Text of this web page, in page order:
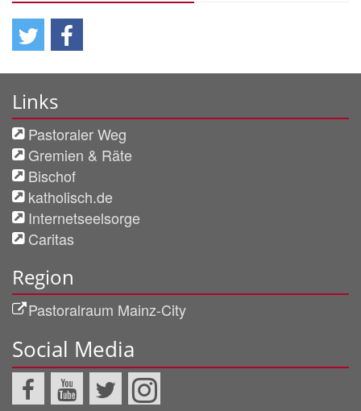
Links
Pastoraler Weg
Gremien & Räte
Bischof
katholisch.de
Internetseelsorge
Caritas
Region
Pastoralraum Mainz-City
Social Media